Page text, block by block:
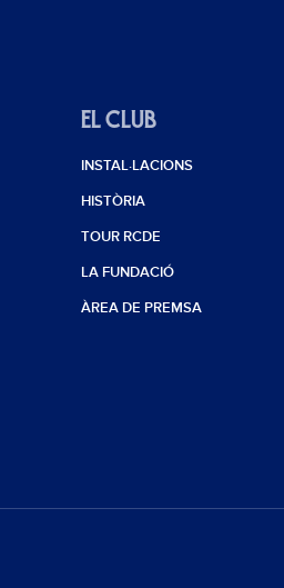
EL CLUB
INSTAL·LACIONS
HISTÒRIA
TOUR RCDE
LA FUNDACIÓ
ÀREA DE PREMSA